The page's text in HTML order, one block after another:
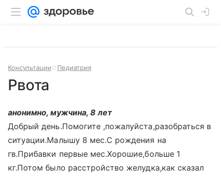
Консультации Педиатрия
Рвота
анонимно, мужчина, 8 лет
Добрый день.Помогите ,пожалуйста,разобраться в
ситуации.Малышу 8 мес.С рождения на
гв.Прибавки первые мес.Хорошие,больше 1
кг.Потом было расстройство желудка,как сказал